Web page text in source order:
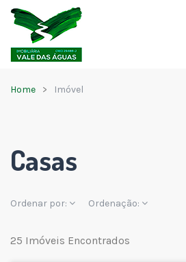
Home Imóvel
Casas
Ordenar por: Ordenação:
25 Imóveis Encontrados